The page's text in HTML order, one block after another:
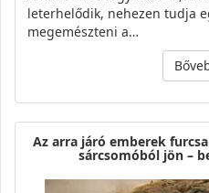
leterhelődik, nehezen tudja
megemészteni a…
Az arra járó emberek
sárcsomóból jön –